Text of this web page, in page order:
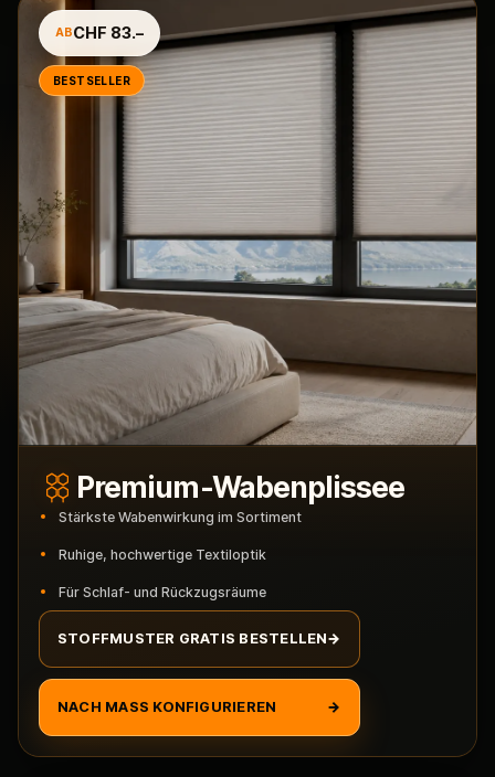
ABCHF 83.–
BESTSELLER
Premium-Wabenplissee
Stärkste Wabenwirkung im Sortiment
Ruhige, hochwertige Textiloptik
Für Schlaf- und Rückzugsräume
STOFFMUSTER GRATIS BESTELLEN→
NACH MASS KONFIGURIEREN →